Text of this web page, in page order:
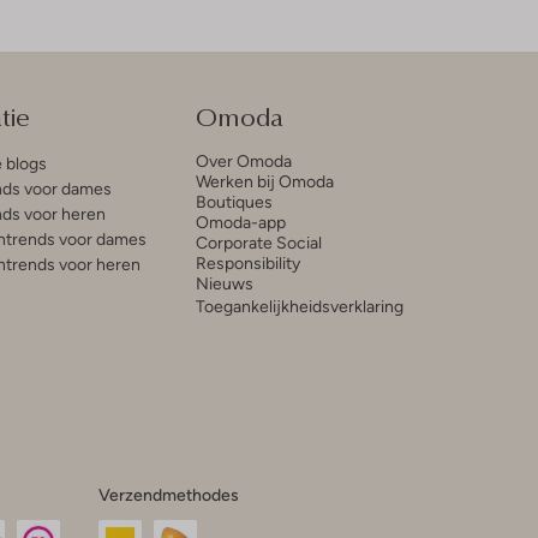
blogs
voor dames
voor heren
voor dames
voor heren
Omoda
Over Omoda
Werken bij Omoda
Boutiques
Omoda-app
Corporate Social
Responsibility
Nieuws
Toegankelijkheidsverklaring
Verzendmethodes